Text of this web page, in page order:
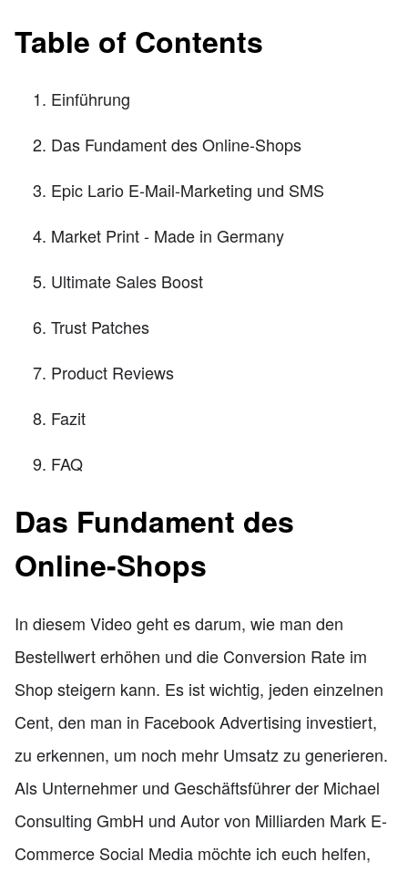
Table of Contents
Einführung
Das Fundament des Online-Shops
Epic Lario E-Mail-Marketing und SMS
Market Print - Made in Germany
Ultimate Sales Boost
Trust Patches
Product Reviews
Fazit
FAQ
Das Fundament des
Online-Shops
In diesem Video geht es darum, wie man den
Bestellwert erhöhen und die Conversion Rate im
Shop steigern kann. Es ist wichtig, jeden einzelnen
Cent, den man in Facebook Advertising investiert,
zu erkennen, um noch mehr Umsatz zu generieren.
Als Unternehmer und Geschäftsführer der Michael
Consulting GmbH und Autor von Milliarden Mark E-
Commerce Social Media möchte ich euch helfen,